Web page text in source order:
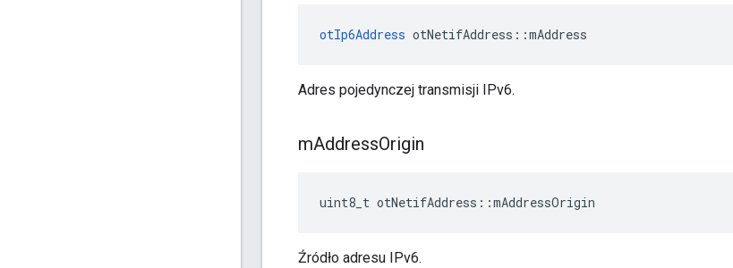
otIp6Address otNetifAddress ::mAddress
Adres pojedynczej transmisji IPv6.
mAddressOrigin
uint8_t otNetifAddress ::mAddressOrigin
Źródło adresu IPv6.